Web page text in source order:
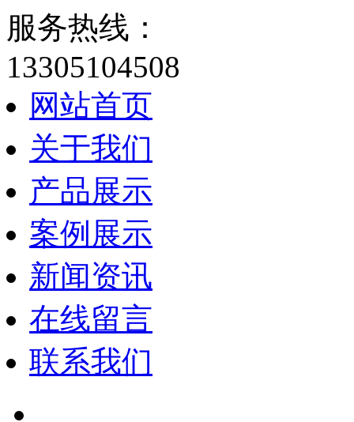
服务热线：
13305104508
网站首页
关于我们
产品展示
案例展示
新闻资讯
在线留言
联系我们